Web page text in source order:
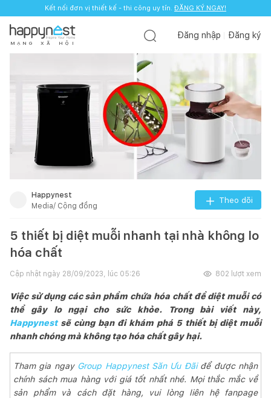
Kết nối đơn vị thiết kế - thi công uy tín. ĐĂNG KÝ NGAY!
M Ạ N G X Ã H Ộ I
Đăng nhập Đăng ký
Happynest
Media/ Cộng đồng
Theo dõi
5 thiết bị diệt muỗi nhanh tại nhà không lo
hóa chất
Cập nhật ngày 28/09/2023, lúc 05:26 802 lượt xem
Việc sử dụng các sản phẩm chứa hóa chất để diệt muỗi có
thể gây lo ngại cho sức khỏe. Trong bài viết này,
Happynest sẽ cùng bạn đi khám phá 5 thiết bị diệt muỗi
nhanh chóng mà không tạo hóa chất gây hại.
Tham gia ngay Group Happynest Săn Ưu Đãi để được nhận
chính sách mua hàng với giá tốt nhất nhé. Mọi thắc mắc về
sản phẩm và cách đặt hàng, vui lòng liên hệ fanpage